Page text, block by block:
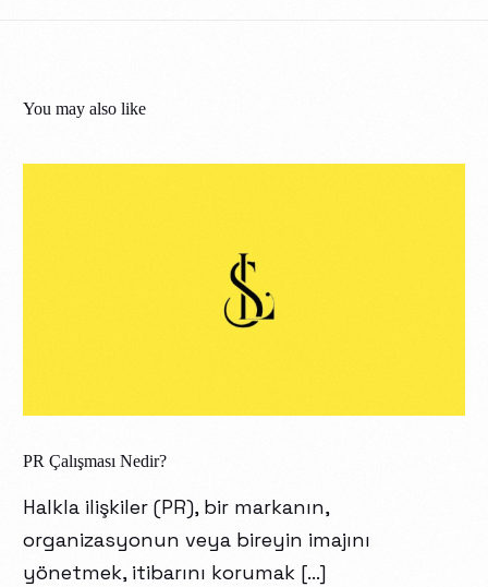
You may also like
PR Çalışması Nedir?
Halkla ilişkiler (PR), bir markanın,
organizasyonun veya bireyin imajını
yönetmek, itibarını korumak […]